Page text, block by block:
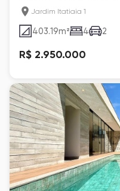
Jardim Itatiaia 1
403.19m² 4 2
R$ 2.950.000